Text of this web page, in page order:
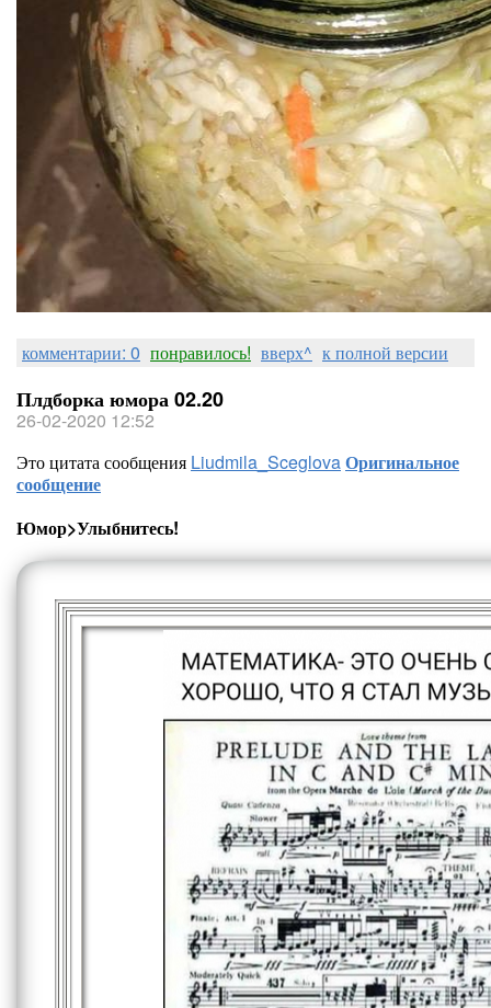
комментарии: 0 понравилось! вверх^ к полной версии
Плдборка юмора 02.20
26-02-2020 12:52
Это цитата сообщения Liudmila_SceglovaОригинальное
сообщение
Юмор>Улыбнитесь!